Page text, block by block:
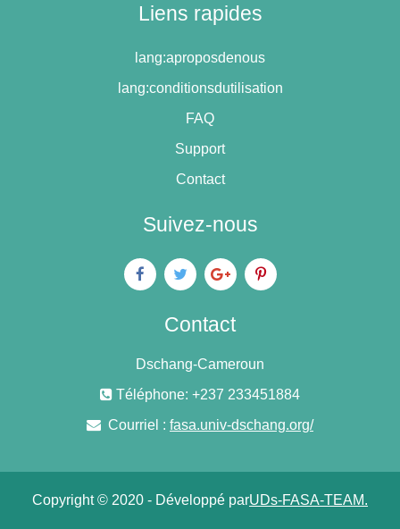
Liens rapides
lang:aproposdenous
lang:conditionsdutilisation
FAQ
Support
Contact
Suivez-nous
Contact
Dschang-Cameroun
Téléphone: +237 233451884
Courriel : fasa.univ-dschang.org/
Copyright © 2020 - Développé parUDs-FASA-TEAM.